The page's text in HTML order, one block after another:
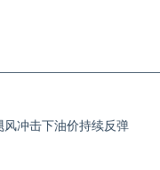
风冲击下油价持续反弹